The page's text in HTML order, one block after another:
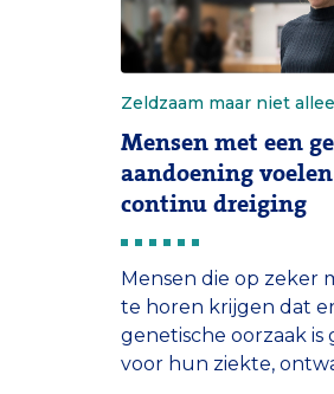
Zeldzaam maar niet
Mensen met een
aandoening
continu dreiging
Mensen die op zeker
te horen krijgen dat
genetische oorzaak is
voor hun ziekte,